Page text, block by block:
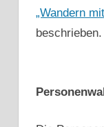
„Wandern
beschrieben.